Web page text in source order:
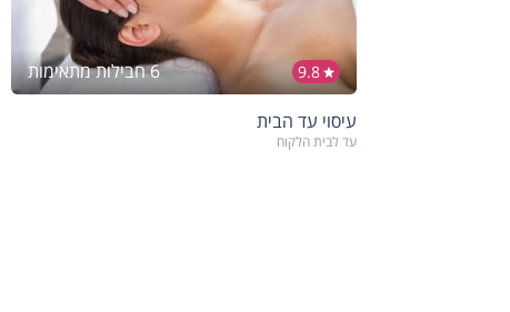
9.8 6 חבילות מתאימות
עיסוי עד הבית
עד לבית הלקוח